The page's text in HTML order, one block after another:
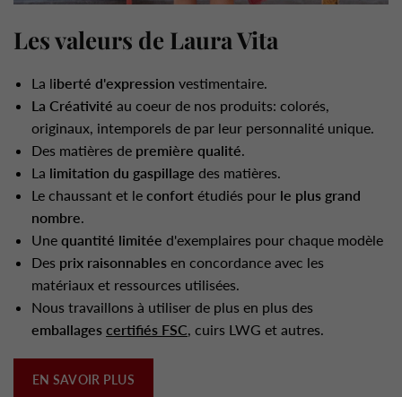
Les valeurs de Laura Vita
La liberté d'expression vestimentaire.
La Créativité au coeur de nos produits: colorés,
originaux, intemporels de par leur personnalité unique.
Des matières de première qualité.
La limitation du gaspillage des matières.
Le chaussant et le confort étudiés pour le plus grand
nombre.
Une quantité limitée d'exemplaires pour chaque modèle
Des prix raisonnables en concordance avec les
matériaux et ressources utilisées.
Nous travaillons à utiliser de plus en plus des
emballages certifiés FSC, cuirs LWG et autres.
EN SAVOIR PLUS